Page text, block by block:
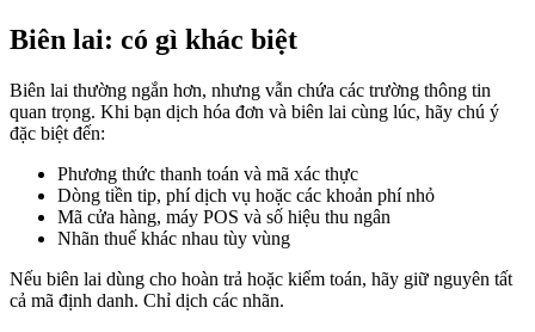
Biên lai: có gì khác biệt
Biên lai thường ngắn hơn, nhưng vẫn chứa các trường thông tin
quan trọng. Khi bạn dịch hóa đơn và biên lai cùng lúc, hãy chú ý
đặc biệt đến:
Phương thức thanh toán và mã xác thực
Dòng tiền tip, phí dịch vụ hoặc các khoản phí nhỏ
Mã cửa hàng, máy POS và số hiệu thu ngân
Nhãn thuế khác nhau tùy vùng
Nếu biên lai dùng cho hoàn trả hoặc kiểm toán, hãy giữ nguyên tất
cả mã định danh. Chỉ dịch các nhãn.